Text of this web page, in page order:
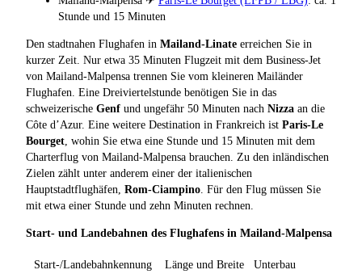
Stunde und 15 Minuten
Den stadtnahen Flughafen in Mailand-Linate erreichen Sie in
kurzer Zeit. Nur etwa 35 Minuten Flugzeit mit dem Business-Jet
von Mailand-Malpensa trennen Sie vom kleineren Mailänder
Flughafen. Eine Dreiviertelstunde benötigen Sie in das
schweizerische Genf und ungefähr 50 Minuten nach Nizza an die
Côte d’Azur. Eine weitere Destination in Frankreich ist Paris-Le
Bourget , wohin Sie etwa eine Stunde und 15 Minuten mit dem
Charterflug von Mailand-Malpensa brauchen. Zu den inländischen
Zielen zählt unter anderem einer der italienischen
Hauptstadtflughäfen, Rom-Ciampino . Für den Flug müssen Sie
mit etwa einer Stunde und zehn Minuten rechnen.
Start- und Landebahnen des Flughafens in Mailand-Malpensa
Start-/Landebahnkennung Länge und Breite
Unterbau